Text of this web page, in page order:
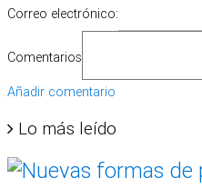
Correo electrónico:
Comentarios
Añadir comentario
Lo más leído